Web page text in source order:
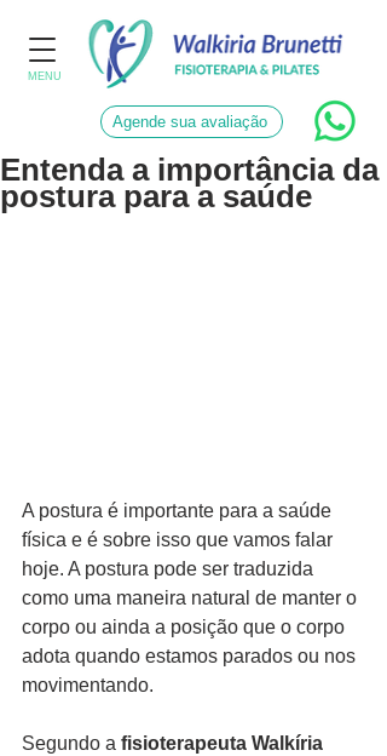
MENU
Agende sua avaliação
Entenda a importância da
postura para a saúde
A postura é importante para a saúde
física e é sobre isso que vamos falar
hoje. A postura pode ser traduzida
como uma maneira natural de manter o
corpo ou ainda a posição que o corpo
adota quando estamos parados ou nos
movimentando.
Segundo a fisioterapeuta Walkíria